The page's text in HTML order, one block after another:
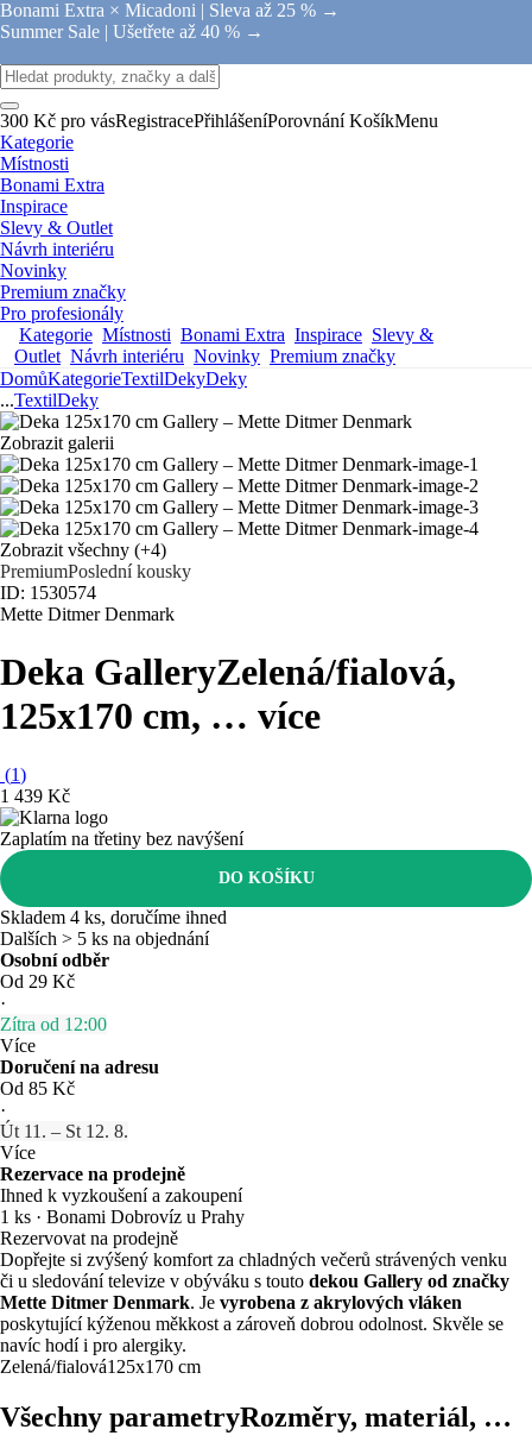
Bonami Extra × Micadoni | Sleva až 25 % →
Summer Sale | Ušetřete až 40 % →
300 Kč pro vásRegistracePřihlášeníPorovnání KošíkMenu
Kategorie
Místnosti
Bonami Extra
Inspirace
Slevy & Outlet
Návrh interiéru
Novinky
Premium značky
Pro profesionály
Kategorie Místnosti Bonami Extra Inspirace Slevy &
Outlet Návrh interiéru Novinky Premium značky
DomůKategorieTextilDekyDeky
...TextilDeky
Zobrazit galerii
Zobrazit všechny (+4)
PremiumPoslední kousky
ID: 1530574
Mette Ditmer Denmark
Deka GalleryZelená/fialová,
125x170 cm, … více
(1)
1 439 Kč
Zaplatím na třetiny bez navýšení
DO KOŠÍKU
Skladem 4 ks, doručíme ihned
Dalších > 5 ks na objednání
Osobní odběr
Od 29 Kč
·
Zítra od 12:00
Více
Doručení na adresu
Od 85 Kč
·
Út 11. – St 12. 8.
Více
Rezervace na prodejně
Ihned k vyzkoušení a zakoupení
1 ks · Bonami Dobrovíz u Prahy
Rezervovat na prodejně
Dopřejte si zvýšený komfort za chladných večerů strávených venku
či u sledování televize v obýváku s touto dekou Gallery od značky
Mette Ditmer Denmark. Je vyrobena z akrylových vláken
poskytující kýženou měkkost a zároveň dobrou odolnost. Skvěle se
navíc hodí i pro alergiky.
Zelená/fialová125x170 cm
Všechny parametryRozměry, materiál, …